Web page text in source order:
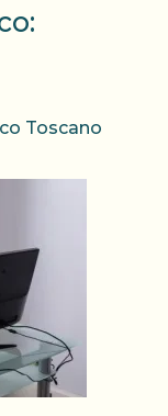
Toscano